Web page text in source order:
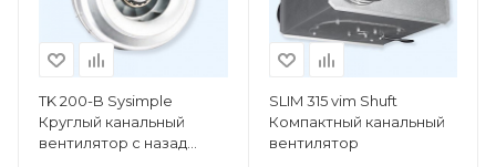
TK 200-B Sysimple
Круглый канальный
вентилятор с назад
SLIM 315 vim Shuft
Компактный канальный
вентилятор